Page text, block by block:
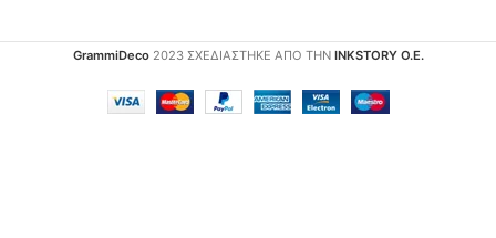
GrammiDeco 2023 ΣΧΕΔΙΑΣΤΗΚΕ ΑΠΟ ΤΗΝ INKSTORY Ο.Ε.